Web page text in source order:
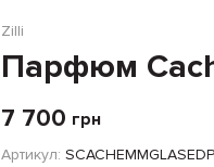
Zilli
Парфюм
7 700 грн
Артикул: